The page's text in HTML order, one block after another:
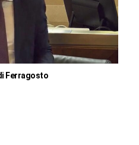
Ferragosto